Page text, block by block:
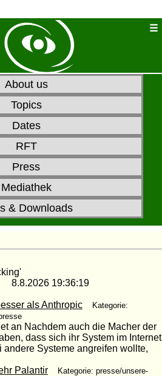
About us
Topics
Dates
RFT
Press
Mediathek
& Downloads
19:36:19
als Anthropic
Kategorie:
an Nachdem auch die Macher der
dass sich ihr System im Internet
andere Systeme angreifen wollte,
Palantir
Kategorie: presse/unsere-